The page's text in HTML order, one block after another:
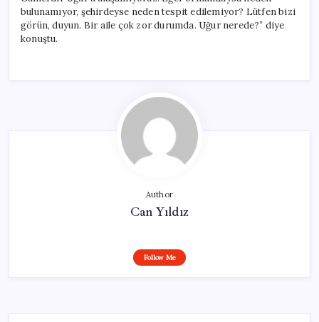
bulunamıyor, şehirdeyse neden tespit edilemiyor? Lütfen bizi
görün, duyun. Bir aile çok zor durumda. Uğur nerede?” diye
konuştu.
Author
Can Yıldız
Follow Me